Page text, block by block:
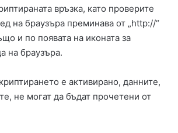
връзка, като проверите
на браузъра преминава от „http://“
и по появата на иконата за
на браузъра.
е активирано, данните,
не могат да бъдат прочетени от